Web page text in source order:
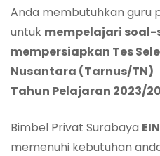
Anda membutuhkan guru
untuk mempelajari soal-
mempersiapkan Tes
Nusantara (Tarnus/TN)
Tahun Pelajaran 2023/
Bimbel Privat Surabaya
memenuhi kebutuhan